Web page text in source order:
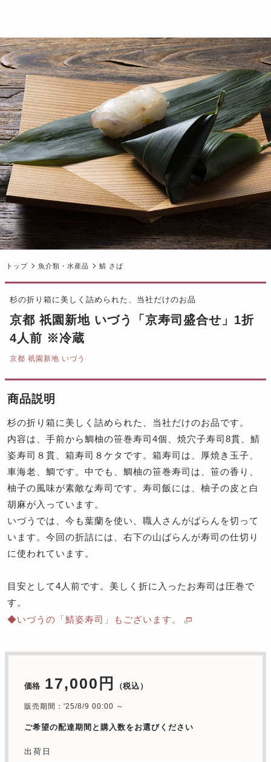
トップ 魚介類・水産品 鯖 さば
杉の折り箱に美しく詰められた、当社だけのお品
京都 祇園新地 いづう「京寿司盛合せ」1折
4人前 ※冷蔵
京都 祇園新地 いづう
商品説明
杉の折り箱に美しく詰められた、当社だけのお品です。
内容は、手前から鯛柚の笹巻寿司4個、焼穴子寿司8貫、鯖
姿寿司８貫、箱寿司８ケタです。箱寿司は、厚焼き玉子、
車海老、鯛です。中でも、鯛柚の笹巻寿司は、笹の香り、
柚子の風味が素敵な寿司です。寿司飯には、柚子の皮と白
胡麻が入っています。
いづうでは、今も葉蘭を使い、職人さんがばらんを切って
います。今回の折詰には、右下の山ばらんが寿司の仕切り
に使われています。
目安として4人前です。美しく折に入ったお寿司は圧巻で
す。
◆いづうの「鯖姿寿司」もございます。
価格 17,000円 （税込）
販売期間：'25/8/9 00:00 ～
ご希望の配達期間と購入数をお選びください
出荷日